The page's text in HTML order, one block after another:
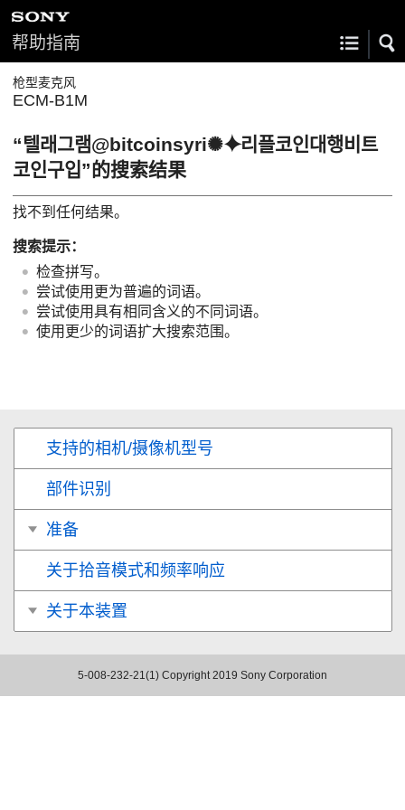
帮助指南
枪型麦克风
ECM-B1M
“텔래그램@bitcoinsyri✺⯌리플코인대행비트
코인구입”的搜索结果
找不到任何结果。
搜索提示：
检查拼写。
尝试使用更为普遍的词语。
尝试使用具有相同含义的不同词语。
使用更少的词语扩大搜索范围。
支持的相机/摄像机型号
部件识别
准备
关于拾音模式和频率响应
关于本装置
5-008-232-21(1) Copyright 2019 Sony Corporation